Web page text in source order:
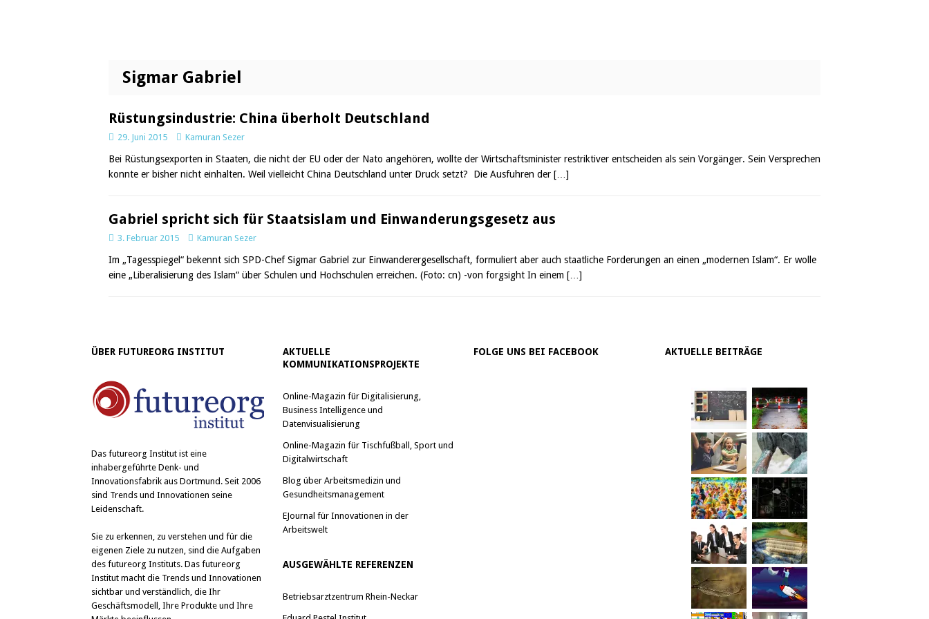
Sigmar Gabriel
Rüstungsindustrie: China überholt Deutschland
29. Juni 2015 Kamuran Sezer
Bei Rüstungsexporten in Staaten, die nicht der EU oder der Nato angehören, wollte der Wirtschaftsminister restriktiver entscheiden als sein Vorgänger. Sein Versprechen
konnte er bisher nicht einhalten. Weil vielleicht China Deutschland unter Druck setzt? Die Ausfuhren der […]
Gabriel spricht sich für Staatsislam und Einwanderungsgesetz aus
3. Februar 2015 Kamuran Sezer
Im „Tagesspiegel“ bekennt sich SPD-Chef Sigmar Gabriel zur Einwanderergesellschaft, formuliert aber auch staatliche Forderungen an einen „modernen Islam“. Er wolle
eine „Liberalisierung des Islam“ über Schulen und Hochschulen erreichen. (Foto: cn) -von forgsight In einem […]
ÜBER FUTUREORG INSTITUT
Das futureorg Institut ist eine
inhabergeführte Denk- und
Innovationsfabrik aus Dortmund. Seit 2006
sind Trends und Innovationen seine
Leidenschaft.
Sie zu erkennen, zu verstehen und für die
eigenen Ziele zu nutzen, sind die Aufgaben
des futureorg Instituts. Das futureorg
Institut macht die Trends und Innovationen
sichtbar und verständlich, die Ihr
Geschäftsmodell, Ihre Produkte und Ihre
AKTUELLE
KOMMUNIKATIONSPROJEKTE
Online-Magazin für Digitalisierung,
Business Intelligence und
Datenvisualisierung
Online-Magazin für Tischfußball, Sport und
Digitalwirtschaft
Blog über Arbeitsmedizin und
Gesundheitsmanagement
EJournal für Innovationen in der
Arbeitswelt
AUSGEWÄHLTE REFERENZEN
Betriebsarztzentrum Rhein-Neckar
FOLGE UNS BEI FACEBOOK AKTUELLE BEITRÄGE